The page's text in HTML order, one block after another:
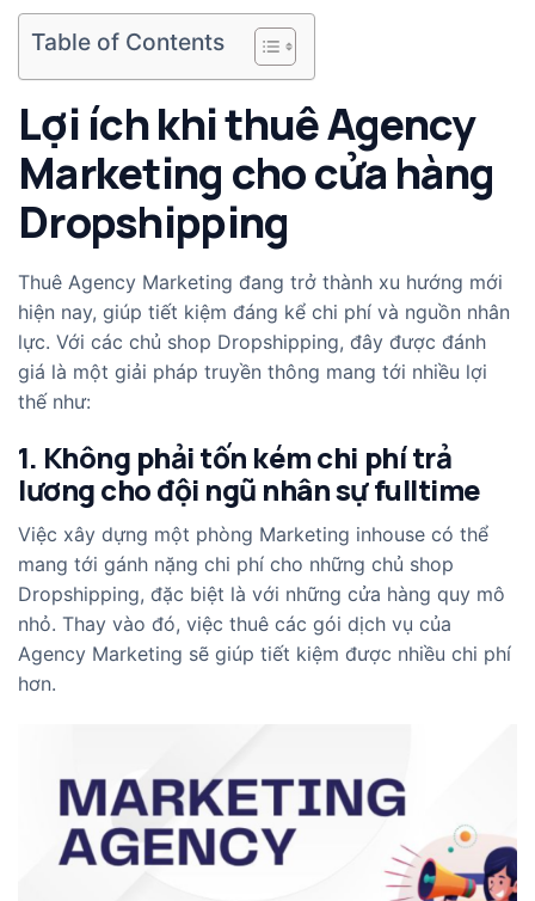
Table of Contents
Lợi ích khi thuê Agency
Marketing cho cửa hàng
Dropshipping
Thuê Agency Marketing đang trở thành xu hướng mới
hiện nay, giúp tiết kiệm đáng kể chi phí và nguồn nhân
lực. Với các chủ shop Dropshipping, đây được đánh
giá là một giải pháp truyền thông mang tới nhiều lợi
thế như:
1. Không phải tốn kém chi phí trả
lương cho đội ngũ nhân sự fulltime
Việc xây dựng một phòng Marketing inhouse có thể
mang tới gánh nặng chi phí cho những chủ shop
Dropshipping, đặc biệt là với những cửa hàng quy mô
nhỏ. Thay vào đó, việc thuê các gói dịch vụ của
Agency Marketing sẽ giúp tiết kiệm được nhiều chi phí
hơn.